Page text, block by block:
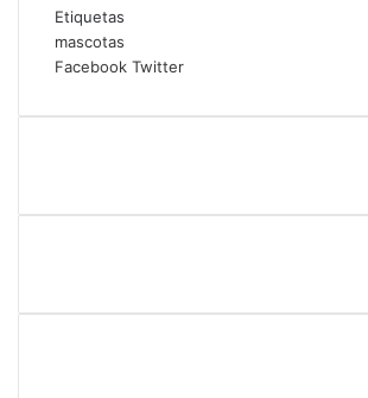
Etiquetas
mascotas
Facebook TwitterWhatsApp
Compartir
correo
Imprimir